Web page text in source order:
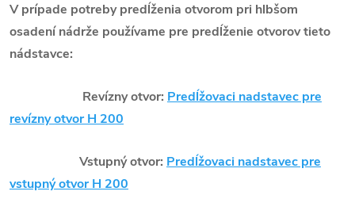
V prípade potreby predĺženia otvorom pri hlbšom
osadení nádrže používame pre predĺženie otvorov tieto
nádstavce:
Revízny otvor: Predĺžovaci nadstavec pre
revízny otvor H 200
Vstupný otvor: Predĺžovaci nadstavec pre
vstupný otvor H 200